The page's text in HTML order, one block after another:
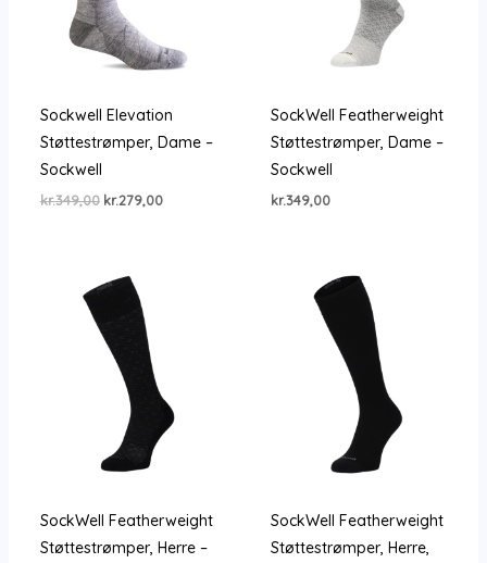
Sockwell Elevation
Støttestrømper, Dame –
Sockwell
kr.349,00 Den
kr.279,00Den
SockWell Featherweight
Støttestrømper, Dame –
Sockwell
kr.349,00
SockWell Featherweight
Støttestrømper, Herre –
SockWell Featherweight
Støttestrømper, Herre,